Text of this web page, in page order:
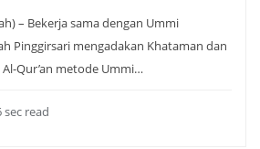
– Bekerja sama dengan Ummi
Pinggirsari mengadakan Khataman dan
Qur’an metode Ummi…
sec read